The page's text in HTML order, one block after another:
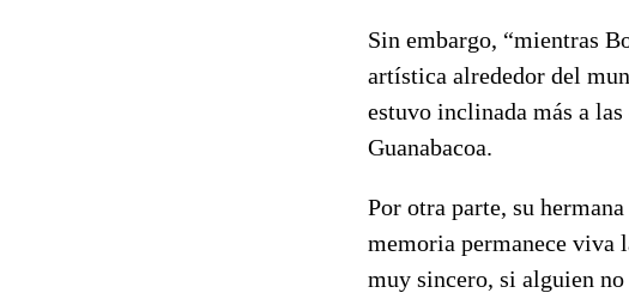
Sin embargo, “mientras
artística alrededor del
estuvo inclinada más a
Guanabacoa.
Por otra parte, su
memoria permanece viva
muy sincero, si alguien